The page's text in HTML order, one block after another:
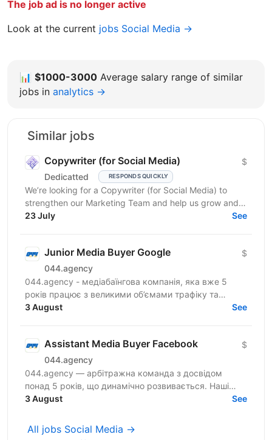
The job ad is no longer active
Look at the current jobs Social Media →
📊 $1000-3000 Average salary range of similar
jobs in analytics →
Similar jobs
Copywriter (for Social Media)
Dedicatted RESPONDS QUICKLY
$
We’re looking for a Copywriter (for Social Media) to
strengthen our Marketing Team and help us grow and
23 July See
Junior Media Buyer Google
044.agency
$
044.agency - медіабаїнгова компанія, яка вже 5
років працює з великими об’ємами трафіку та
топовими оферами ринку. За цей час змогли
3 August See
Assistant Media Buyer Facebook
044.agency
$
044.agency — арбітражна команда з досвідом
понад 5 років, що динамічно розвивається. Наші
співробітники — наша головна цінність, тому ми
3 August See
All jobs Social Media →